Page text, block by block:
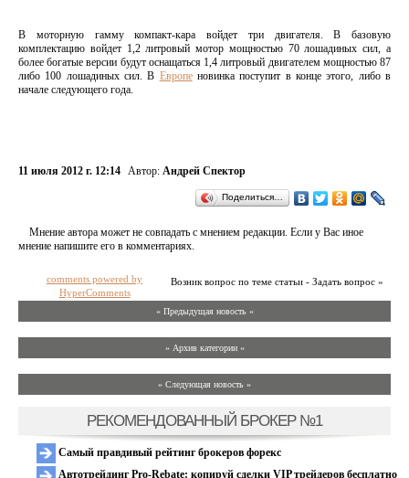
В моторную гамму компакт-кара войдет три двигателя. В базовую
комплектацию войдет 1,2 литровый мотор мощностью 70 лошадиных сил, а
более богатые версии будут оснащаться 1,4 литровый двигателем мощностью 87
либо 100 лошадиных сил. В Европеновинка поступит в конце этого, либо в
начале следующего года.
11 июля 2012 г. 12:14 Автор: Андрей Спектор
Поделиться…
Мнение автора может не совпадать с мнением редакции. Если у Вас иное
мнение напишите его в комментариях.
Возник вопрос по теме статьи - Задать вопрос »
comments powered by
HyperComments
« Предыдущая новость «
» Архив категории «
» Следующая новость »
РЕКОМЕНДОВАННЫЙ БРОКЕР №1
Самый правдивый рейтинг брокеров форекс
Автотрейдинг Pro-Rebate: копируй сделки VIP трейдеров бесплатно